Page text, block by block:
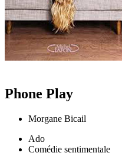
Phone Play
Morgane Bicail
Ado
Comédie sentimentale